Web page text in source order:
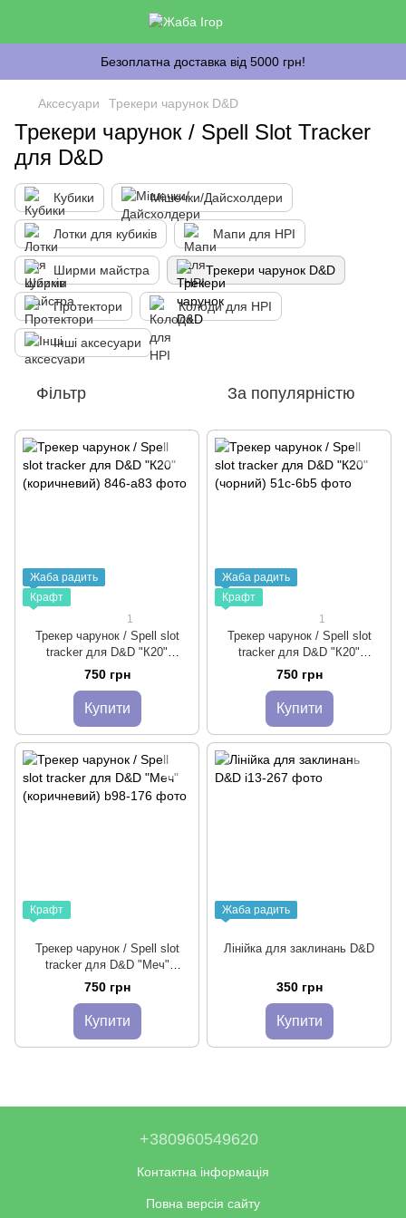
Безоплатна доставка від 5000 грн!
Аксесуари Трекери чарунок D&D
Трекери чарунок / Spell Slot Tracker
для D&D
Кубики Мішечки/Дайсхолдери
Лотки для кубиків Мапи для НРІ
Ширми майстра Трекери чарунок D&D
Протектори Колоди для НРІ
Інші аксесуари
Фільтр За популярністю
Жаба радить
Крафт
1
Трекер чарунок / Spell slot
tracker для D&D "К20"
(коричневий)
750 грн
Купити
Жаба радить
Крафт
1
Трекер чарунок / Spell slot
tracker для D&D "К20"
(чорний)
750 грн
Купити
Крафт
Трекер чарунок / Spell slot
tracker для D&D "Меч"
(коричневий)
750 грн
Купити
Жаба радить
Лінійка для заклинань D&D
350 грн
Купити
+380960549620
Контактна інформація
Повна версія сайту